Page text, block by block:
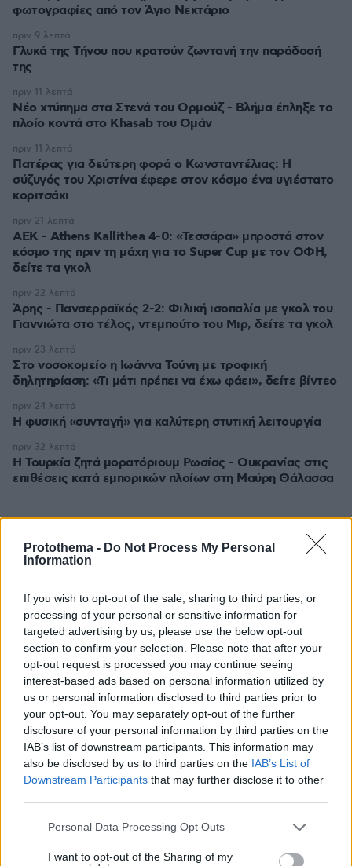
Protothema - Do Not Process My Personal
Information
If you wish to opt-out of the sale, sharing to third parties, or
processing of your personal or sensitive information for
targeted advertising by us, please use the below opt-out
section to confirm your selection. Please note that after your
opt-out request is processed you may continue seeing
interest-based ads based on personal information utilized by
us or personal information disclosed to third parties prior to
your opt-out. You may separately opt-out of the further
disclosure of your personal information by third parties on the
IAB’s list of downstream participants. This information may
also be disclosed by us to third parties on the IAB’s List of
Downstream Participants that may further disclose it to other
Please note that this website/app uses one or more Google
not limited to your visit or usage behaviour. You may click to
Personal Data Processing Opt Outs
I want to opt-out of the Sharing of my
φωτογραφίες από τον Άγιο Νεκτάριο
Γλυκά της Τήνου που κρατούν ζωντανή την παράδοσή
της
πριν 9 λεπτά
Νέο χτύπημα στα Στενά του Ορμούζ - Βλήμα έπληξε το
πλοίο κοντά στο Khasab του Ομάν
πριν 11 λεπτά
Πατέρας για δεύτερη φορά ο Κωνσταντέλιας: Η
σύζυγός του Χριστίνα έφερε στον κόσμο ένα υγιέστατο
κοριτσάκι
πριν 11 λεπτά
ΑΕΚ - Athens Kallithea 4-0: «Τεσσάρα» μπροστά στον
κόσμο της πριν τη μάχη για το Super Cup με τον ΟΦΗ,
δείτε τα γκολ
πριν 21 λεπτά
Άρης - Πανσερραϊκός 2-2: Φιλική ισοπαλία με γκολ του
Γιαννιώτα στο τέλος, ντεμπούτο του Μιρ, δείτε τα γκολ
πριν 22 λεπτά
Στο νοσοκομείο η Ιωάννα Τούνη με τροφική
δηλητηρίαση: «Τι μάτι πρέπει να έχω φάει», δείτε βίντεο
πριν 23 λεπτά
Η φυσική «συνταγή» για καλύτερη στυτική λειτουργία
πριν 24 λεπτά
Η Τουρκία ζητά μορατόριουμ Ρωσίας - Ουκρανίας στις
επιθέσεις κατά εμπορικών πλοίων στη Μαύρη Θάλασσα
πριν 32 λεπτά
ΤΑ ΠΙΟ ΔΗΜΟΦΙΛΗ